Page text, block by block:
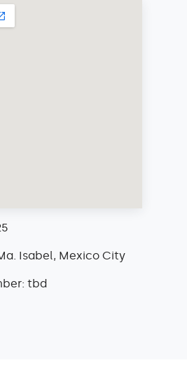
Isabel, Mexico City
tbd